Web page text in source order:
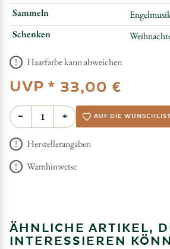
Sammeln
Schenken
Haarfarbe kann abweichen
UVP * 33,00 €
− + AUF DIE
Herstellerangaben
Warnhinweise
ÄHNLICHE ARTIKEL,
INTERESSIEREN